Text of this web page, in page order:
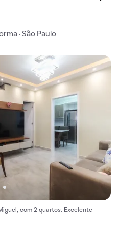
· São Paulo
com 2 quartos. Excelente